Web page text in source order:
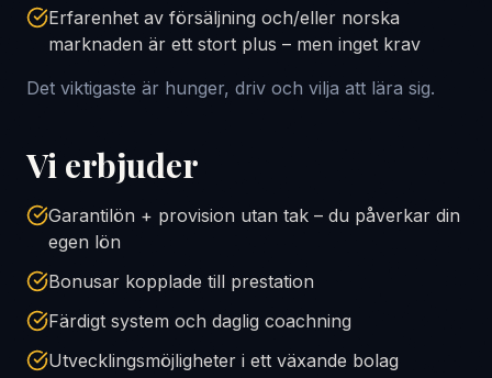
Erfarenhet av försäljning och/eller norska
marknaden är ett stort plus – men inget krav
Det viktigaste är hunger, driv och vilja att lära sig.
Vi erbjuder
Garantilön + provision utan tak – du påverkar din
egen lön
Bonusar kopplade till prestation
Färdigt system och daglig coachning
Utvecklingsmöjligheter i ett växande bolag